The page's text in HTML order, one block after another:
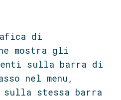
di
mostra gli
sulla barra di
nel menu,
sulla stessa barra